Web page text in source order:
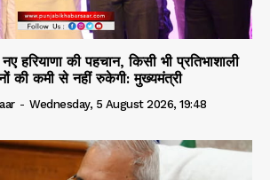
हरियाणा की पहचान, किसी भी प्रतिभाशाली
की कमी से नहीं रुकेगी: मुख्यमंत्री
- Wednesday, 5 August 2026, 19:48